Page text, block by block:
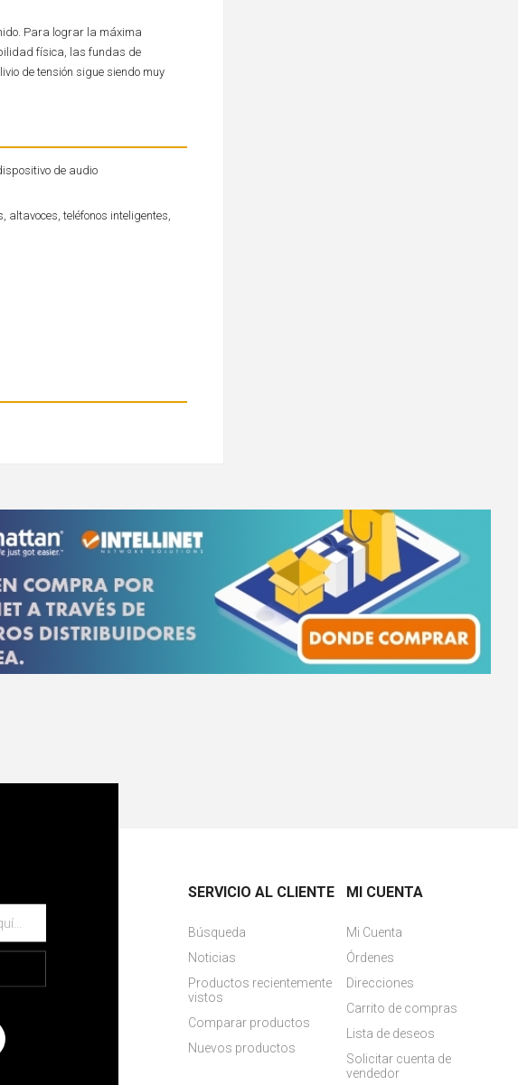
Para lograr la máxima
física, las fundas de
de tensión sigue siendo muy
de audio
teléfonos inteligentes,
SERVICIO AL CLIENTE
Búsqueda
Noticias
Productos recientemente
vistos
Comparar productos
Nuevos productos
MI CUENTA
Mi Cuenta
Órdenes
Direcciones
Carrito de compras
Lista de deseos
Solicitar cuenta de
vendedor